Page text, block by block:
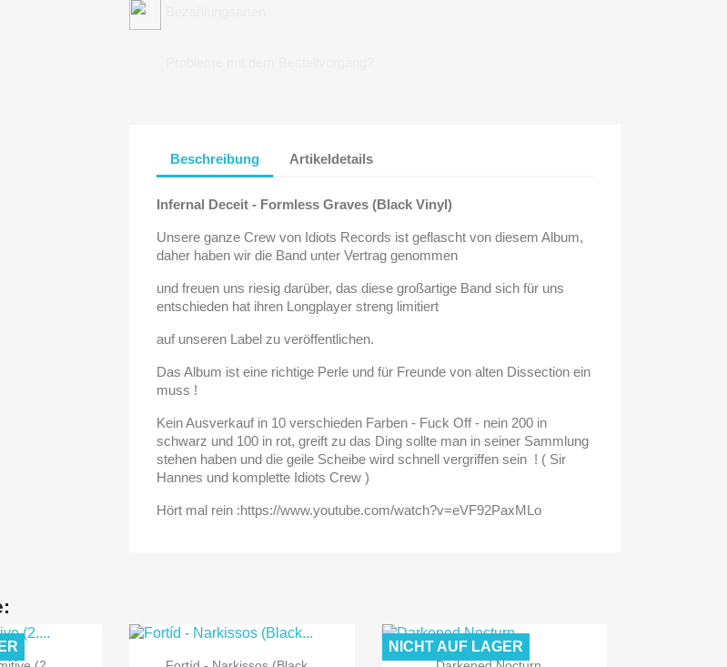
Beschreibung Artikeldetails
Infernal Deceit - Formless Graves (Black Vinyl)
Unsere ganze Crew von Idiots Records ist geflascht von diesem Album,
daher haben wir die Band unter Vertrag genommen
und freuen uns riesig darüber, das diese großartige Band sich für uns
entschieden hat ihren Longplayer streng limitiert
auf unseren Label zu veröffentlichen.
Das Album ist eine richtige Perle und für Freunde von alten Dissection ein
muss !
Kein Ausverkauf in 10 verschieden Farben - Fuck Off - nein 200 in
schwarz und 100 in rot, greift zu das Ding sollte man in seiner Sammlung
stehen haben und die geile Scheibe wird schnell vergriffen sein ! ( Sir
Hannes und komplette Idiots Crew )
Hört mal rein :https://www.youtube.com/watch?v=eVF92PaxMLo
 Vorschau  Vorschau
NICHT AUF LAGER